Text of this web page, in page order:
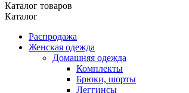
Каталог товаров
Каталог
Распродажа
Женская одежда
Домашняя одежда
Комплекты
Брюки, шорты
Леггинсы